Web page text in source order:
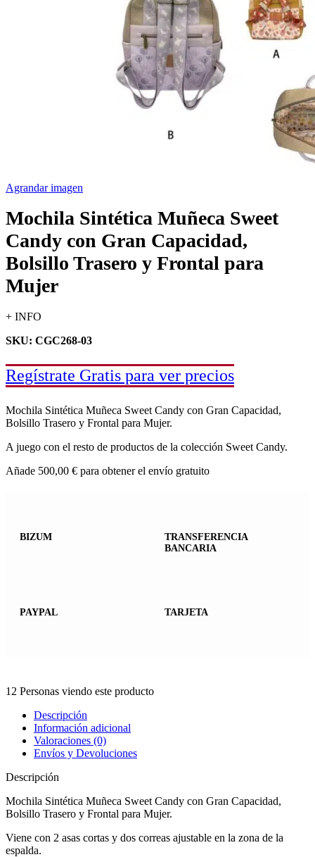
Agrandar imagen
Mochila Sintética Muñeca Sweet
Candy con Gran Capacidad,
Bolsillo Trasero y Frontal para
Mujer
+ INFO
SKU: CGC268-03
Regístrate Gratis para ver precios
Mochila Sintética Muñeca Sweet Candy con Gran Capacidad,
Bolsillo Trasero y Frontal para Mujer.
A juego con el resto de productos de la colección Sweet Candy.
Añade 500,00 € para obtener el envío gratuito
BIZUM
TRANSFERENCIA
BANCARIA
PAYPAL TARJETA
12 Personas viendo este producto
Descripción
Información adicional
Valoraciones (0)
Envíos y Devoluciones
Descripción
Mochila Sintética Muñeca Sweet Candy con Gran Capacidad,
Bolsillo Trasero y Frontal para Mujer.
Viene con 2 asas cortas y dos correas ajustable en la zona de la
espalda.